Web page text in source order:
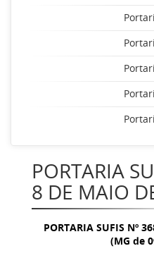
PORTARIA
8 DE MAIO
PORTARIA SUFIS Nº
(MG de